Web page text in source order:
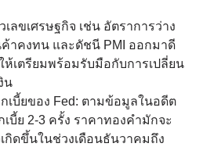
เลขเศรษฐกิจ เช่น อัตราการว่าง
าคงทน และดัชนี PMI ออกมาดี
ห้เตรียมพร้อมรับมือกับการเปลี่ยน
น
เบี้ยของ Fed: ตามข้อมูลในอดีต
บี้ย 2-3 ครั้ง ราคาทองคำมักจะ
กิดขึ้นในช่วงเดือนธันวาคมถึง